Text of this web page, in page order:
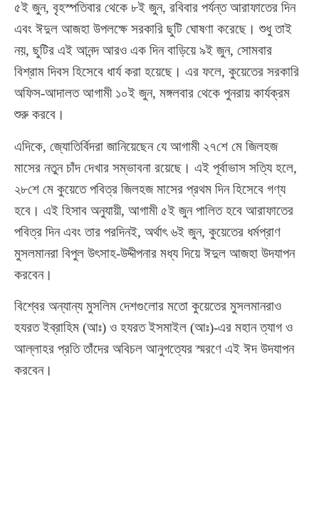
৫ই জুন, বৃহস্পতিবার থেকে ৮ই জুন, রবিবার পর্যন্ত আরাফাতের দিন
এবং ঈদুল আজহা উপলক্ষে সরকারি ছুটি ঘোষণা করেছে। শুধু তাই
নয়, ছুটির এই আনন্দ আরও এক দিন বাড়িয়ে ৯ই জুন, সোমবার
বিশ্রাম দিবস হিসেবে ধার্য করা হয়েছে। এর ফলে, কুয়েতের সরকারি
অফিস-আদালত আগামী ১০ই জুন, মঙ্গলবার থেকে পুনরায় কার্যক্রম
শুরু করবে।
এদিকে, জ্যোতির্বিদরা জানিয়েছেন যে আগামী ২৭শে মে জিলহজ
মাসের নতুন চাঁদ দেখার সম্ভাবনা রয়েছে। এই পূর্বাভাস সত্যি হলে,
২৮শে মে কুয়েতে পবিত্র জিলহজ মাসের প্রথম দিন হিসেবে গণ্য
হবে। এই হিসাব অনুযায়ী, আগামী ৫ই জুন পালিত হবে আরাফাতের
পবিত্র দিন এবং তার পরদিনই, অর্থাৎ ৬ই জুন, কুয়েতের ধর্মপ্রাণ
মুসলমানরা বিপুল উৎসাহ-উদ্দীপনার মধ্য দিয়ে ঈদুল আজহা উদযাপন
করবেন।
বিশ্বের অন্যান্য মুসলিম দেশগুলোর মতো কুয়েতের মুসলমানরাও
হযরত ইব্রাহিম (আঃ) ও হযরত ইসমাইল (আঃ)-এর মহান ত্যাগ ও
আল্লাহর প্রতি তাঁদের অবিচল আনুগত্যের স্মরণে এই ঈদ উদযাপন
করবেন।